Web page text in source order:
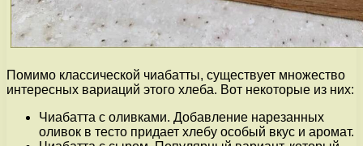
Помимо классической чиабатты, существует множество
интересных вариаций этого хлеба. Вот некоторые из них:
Чиабатта с оливками. Добавление нарезанных
оливок в тесто придает хлебу особый вкус и аромат.